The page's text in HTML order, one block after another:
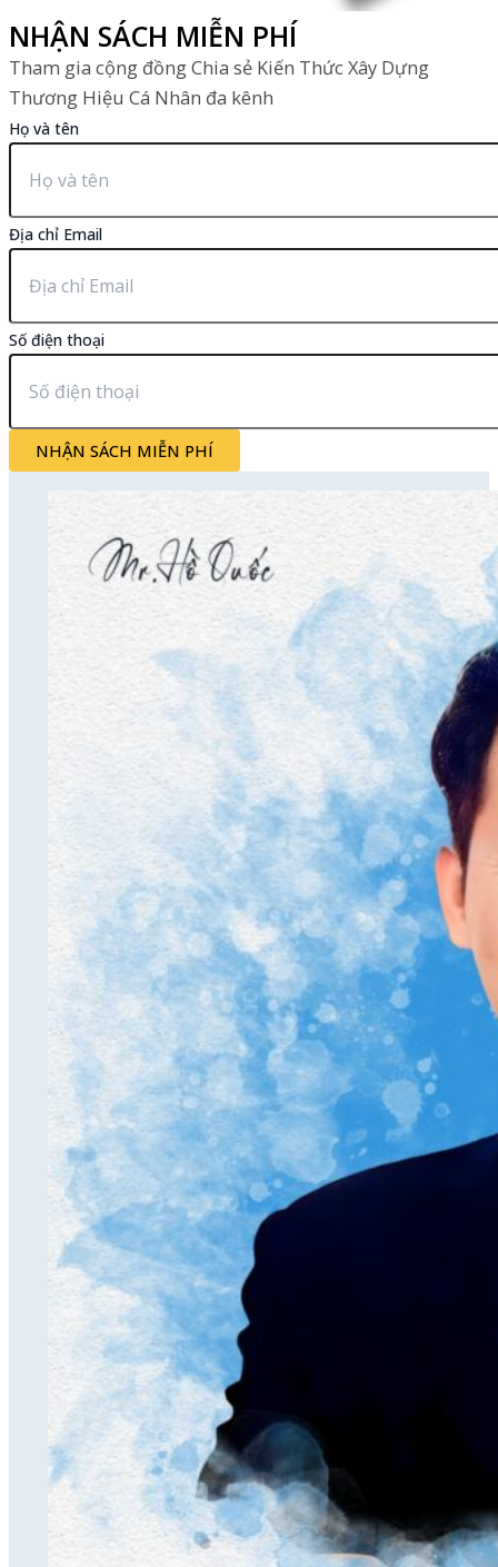
NHẬN SÁCH MIỄN PHÍ
Tham gia cộng đồng Chia sẻ Kiến Thức Xây Dựng
Thương Hiệu Cá Nhân đa kênh
Họ và tên
Địa chỉ Email
Số điện thoại
NHẬN SÁCH MIỄN PHÍ